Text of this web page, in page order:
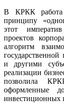
В КРКК работа
принципу
этот
проектов
алгоритм
и другими
реализации
позволила
оформленные
инвестиционных